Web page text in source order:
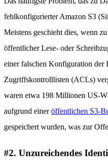
fehlkonfigurierter Amazon S3
Meistens geschieht dies, wenn
öffentlicher Lese- oder
einer falschen Konfiguration der
Zugriffskontrolllisten (ACLs)
waren etwa 198 Millionen US-
aufgrund eineröffentlichen S3-
gespeichert wurden, was zur
#2. Unzureichendes